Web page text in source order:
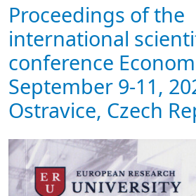
Proceedings of the
international
conference
September 9-11,
Ostravice, Czech